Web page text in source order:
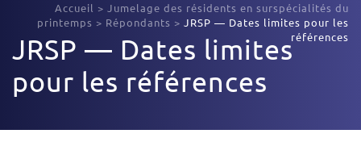
Accueil > Jumelage des résidents en surspécialités du
printemps > Répondants > JRSP — Dates limites pour les
références
JRSP — Dates limites
pour les références